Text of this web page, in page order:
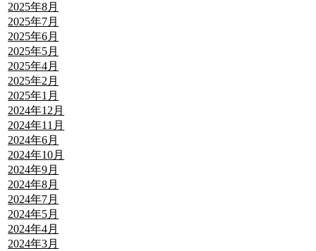
2025年8月
2025年7月
2025年6月
2025年5月
2025年4月
2025年2月
2025年1月
2024年12月
2024年11月
2024年6月
2024年10月
2024年9月
2024年8月
2024年7月
2024年5月
2024年4月
2024年3月